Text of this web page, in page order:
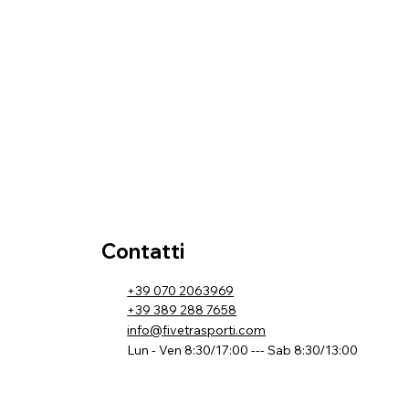
Contatti
+39 070 2063969
+39 389 288 7658
info@fivetrasporti.com
Lun - Ven 8:30/17:00 --- Sab 8:30/13:00